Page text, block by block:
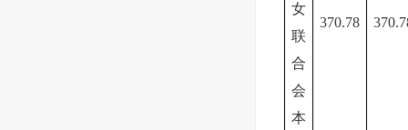
女
联
合
会
本
370.78